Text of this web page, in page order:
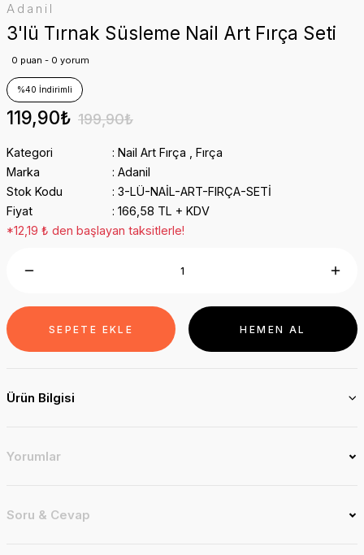
Adanil
3'lü Tırnak Süsleme Nail Art Fırça Seti
0 puan - 0 yorum
%40 İndirimli
119,90₺ 199,90₺
Kategori Nail Art Fırça
Fırça
Marka
Adanil
Stok Kodu
3-LÜ-NAİL-ART-FIRÇA-SETİ
Fiyat
166,58 TL + KDV
*12,19 ₺ den başlayan taksitlerle!
SEPETE EKLE HEMEN AL
Ürün Bilgisi
Yorumlar
Soru & Cevap